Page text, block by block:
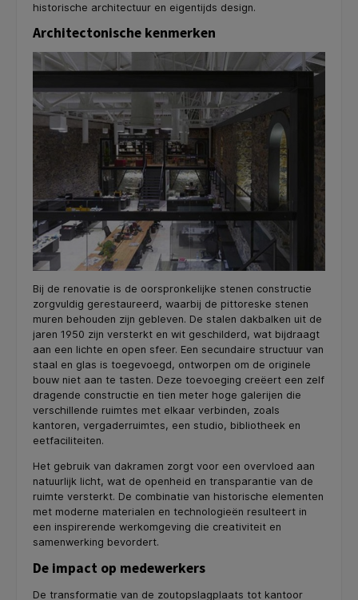
historische architectuur en eigentijds design.
Architectonische kenmerken
Bij de renovatie is de oorspronkelijke stenen constructie
zorgvuldig gerestaureerd, waarbij de pittoreske stenen
muren behouden zijn gebleven. De stalen dakbalken uit de
jaren 1950 zijn versterkt en wit geschilderd, wat bijdraagt
aan een lichte en open sfeer. Een secundaire structuur van
staal en glas is toegevoegd, ontworpen om de originele
bouw niet aan te tasten. Deze toevoeging creëert een zelf
dragende constructie en tien meter hoge galerijen die
verschillende ruimtes met elkaar verbinden, zoals
kantoren, vergaderruimtes, een studio, bibliotheek en
eetfaciliteiten.
Het gebruik van dakramen zorgt voor een overvloed aan
natuurlijk licht, wat de openheid en transparantie van de
ruimte versterkt. De combinatie van historische elementen
met moderne materialen en technologieën resulteert in
een inspirerende werkomgeving die creativiteit en
samenwerking bevordert.
De impact op medewerkers
De transformatie van de zoutopslagplaats tot kantoor